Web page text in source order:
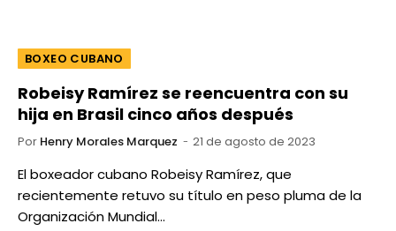
BOXEO CUBANO
Robeisy Ramírez se reencuentra con su
hija en Brasil cinco años después
Por Henry Morales Marquez 21 de agosto de 2023
El boxeador cubano Robeisy Ramírez, que
recientemente retuvo su título en peso pluma de la
Organización Mundial…